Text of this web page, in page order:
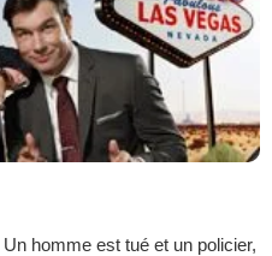
homme est tué et un policier,